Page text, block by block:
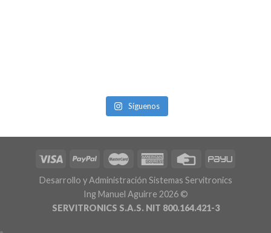
Síguenos
Desarrollo y Administración Sistemas Servitronics
Ing Manuel Aguirre 2026 ©
SERVITRONICS S.A.S. NIT 800.164.421-3